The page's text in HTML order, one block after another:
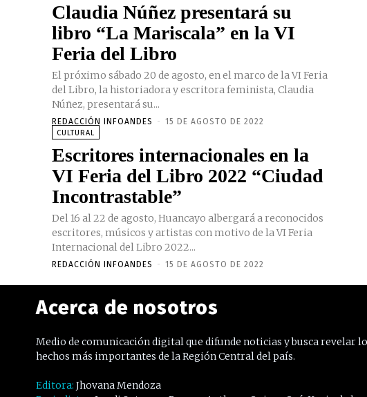
Claudia Núñez presentará su
libro “La Mariscala” en la VI
Feria del Libro
El próximo sábado 20 de agosto, en el marco de la VI Feria
del Libro, la historiadora y escritora feminista, Claudia
Núñez, presentará su...
REDACCIÓN INFOANDES - 15 DE AGOSTO DE 2022
CULTURAL
Escritores internacionales en la
VI Feria del Libro 2022 “Ciudad
Incontrastable”
Del 16 al 22 de agosto, Huancayo albergará a reconocidos
escritores, músicos y artistas con motivo de la VI Feria
Internacional del Libro 2022...
REDACCIÓN INFOANDES - 15 DE AGOSTO DE 2022
Acerca de nosotros
Medio de comunicación digital que difunde noticias y busca revelar
hechos más importantes de la Región Central del país.
Editora: Jhovana Mendoza